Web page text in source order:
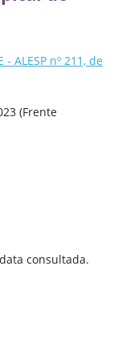
- ALESP nº 211, de
(Frente
consultada.